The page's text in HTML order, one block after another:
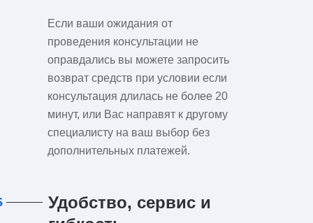
Если ваши ожидания от
проведения консультации не
оправдались вы можете запросить
возврат средств при условии если
консультация длилась не более 20
минут, или Вас направят к другому
специалисту на ваш выбор без
дополнительных платежей.
Удобство, сервис и